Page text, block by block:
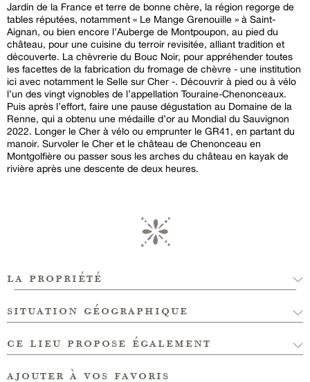
Jardin de la France et terre de bonne chère, la région regorge de
tables réputées, notamment « Le Mange Grenouille » à Saint-
Aignan, ou bien encore l’Auberge de Montpoupon, au pied du
château, pour une cuisine du terroir revisitée, alliant tradition et
découverte. La chèvrerie du Bouc Noir, pour appréhender toutes
les facettes de la fabrication du fromage de chèvre - une institution
ici avec notamment le Selle sur Cher -. Découvrir à pied ou à vélo
l’un des vingt vignobles de l’appellation Touraine-Chenonceaux.
Puis après l’effort, faire une pause dégustation au Domaine de la
Renne, qui a obtenu une médaille d’or au Mondial du Sauvignon
2022. Longer le Cher à vélo ou emprunter le GR41, en partant du
manoir. Survoler le Cher et le château de Chenonceau en
Montgolfière ou passer sous les arches du château en kayak de
rivière après une descente de deux heures.
la propriété
situation géographique
ce lieu propose également
ajouter à vos favoris